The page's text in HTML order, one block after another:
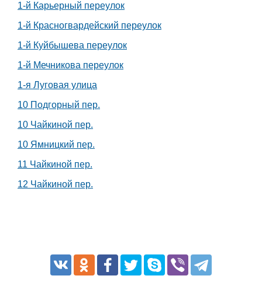
1-й Карьерный переулок
1-й Красногвардейский переулок
1-й Куйбышева переулок
1-й Мечникова переулок
1-я Луговая улица
10 Подгорный пер.
10 Чайкиной пер.
10 Ямницкий пер.
11 Чайкиной пер.
12 Чайкиной пер.